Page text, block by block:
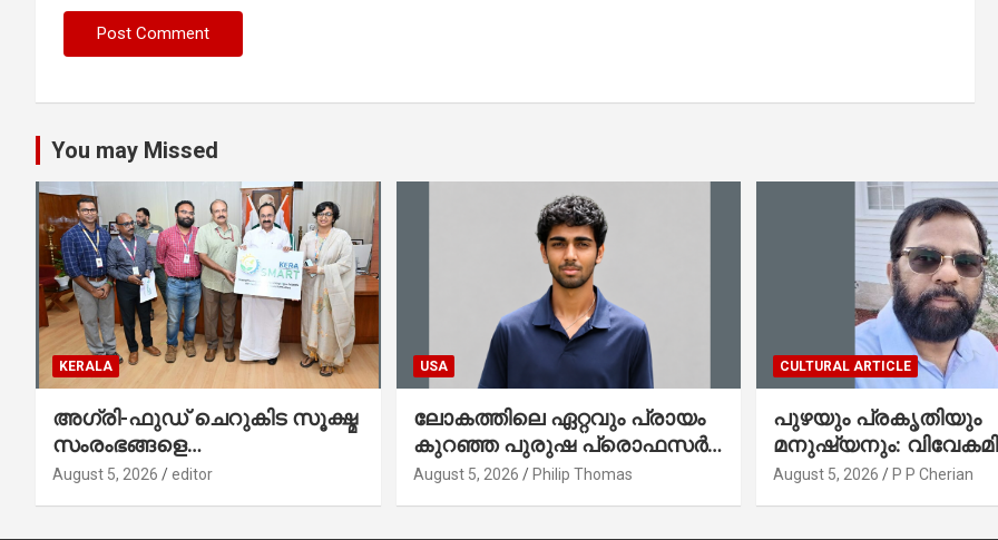
You may Missed
KERALA
അഗ്രി-ഫുഡ് ചെറുകിട സൂക്ഷ്മ
സംരംഭങ്ങളെ
ശക്തിപ്പെടുത്താന്‍ ‘സ്മാര്‍ട്ട്’
August 5, 2026 editor
USA
ലോകത്തിലെ ഏറ്റവും പ്രായം
കുറഞ്ഞ പുരുഷ പ്രൊഫസർ
ഇനി അമേരിക്കൻ മലയാളി
August 5, 2026 Philip Thomas
CULTURAL ARTICLE
പുഴയും പ്രകൃതിയും
മനുഷ്യനും:
നയങ്ങളും
August 5, 2026 P P Cherian